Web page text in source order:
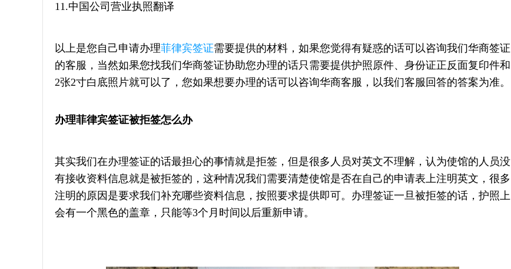
11.中国公司营业执照翻译
以上是您自己申请办理菲律宾签证需要提供的材料，如果您觉得有疑惑的话可以咨询我们华商签证
的客服，当然如果您找我们华商签证协助您办理的话只需要提供护照原件、身份证正反面复印件和
2张2寸白底照片就可以了， 您如果想要办理的话可以咨询华商客服，以我们客服回答的答案为准。
办理菲律宾签证被拒签怎么办
其实我们在办理签证的话最担心的事情就是拒签，但是很多人员对英文不理解，认为使馆的人员没
有接收资料信息就是被拒签的，这种情况我们需要清楚使馆是否在自己的申请表上注明英文，很多
注明的原因是要求我们补充哪些资料信息，按照要求提供即可。办理签证一旦被拒签的话，护照上
会有一个黑色的盖章，只能等3个月时间以后重新申请。